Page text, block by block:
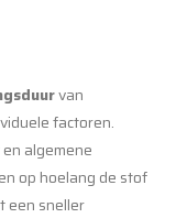
van
factoren.
algemene
op hoelang de stof
een sneller